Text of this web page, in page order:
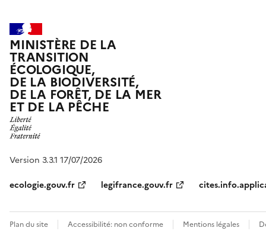
MINISTÈRE DE LA
TRANSITION
ÉCOLOGIQUE,
DE LA BIODIVERSITÉ,
DE LA FORÊT, DE LA MER
ET DE LA PÊCHE
Version 3.3.1 17/07/2026
ecologie.gouv.fr
legifrance.gouv.fr
Plan du site Accessibilité: non conforme Mentions légales